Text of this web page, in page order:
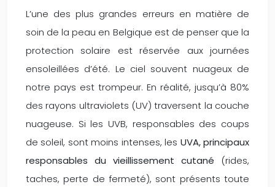
L’une des plus grandes erreurs en matière de
soin de la peau en Belgique est de penser que la
protection solaire est réservée aux journées
ensoleillées d’été. Le ciel souvent nuageux de
notre pays est trompeur. En réalité, jusqu’à 80%
des rayons ultraviolets (UV) traversent la couche
nuageuse. Si les UVB, responsables des coups
de soleil, sont moins intenses, les UVA, principaux
responsables du vieillissement cutané (rides,
taches, perte de fermeté), sont présents toute